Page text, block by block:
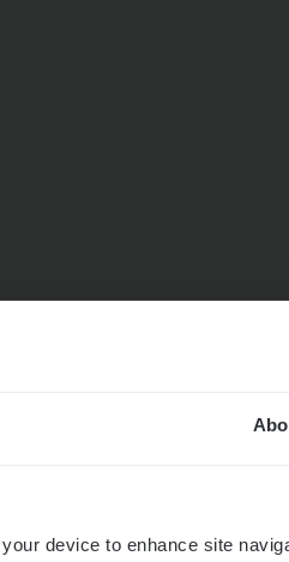
device to enhance site